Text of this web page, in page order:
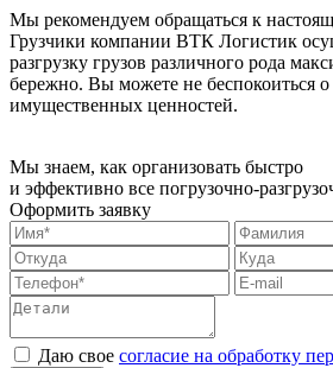
Мы рекомендуем обращаться к
Грузчики компании ВТК Логистик
разгрузку грузов различного рода
бережно. Вы можете не беспокоиться
имущественных ценностей.
Мы знаем, как организовать быстро
и эффективно все погрузочно-
Оформить заявку
Даю свое согласие на обработку